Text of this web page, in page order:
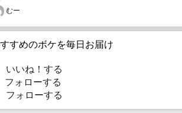
むー
すめのボケを毎日お届け
いいね！する
ォローする
フォローする